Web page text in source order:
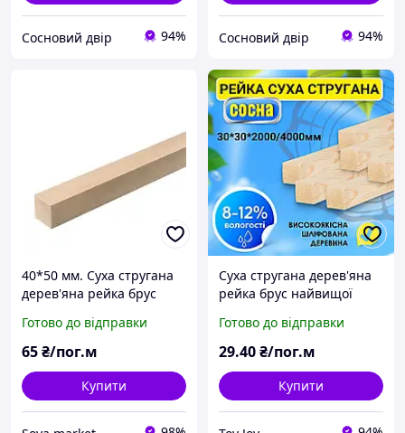
Сосновий двір 94% Сосновий двір 94%
40*50 мм. Суха стругана
дерев'яна рейка брус
пиломатеріал, дошка
Готово до відправки
65₴/пог.м
Купити
Суха стругана дерев'яна
рейка брус найвищої
мм, пиломатеріал, дошка
Готово до відправки
29.40₴/пог.м
Купити